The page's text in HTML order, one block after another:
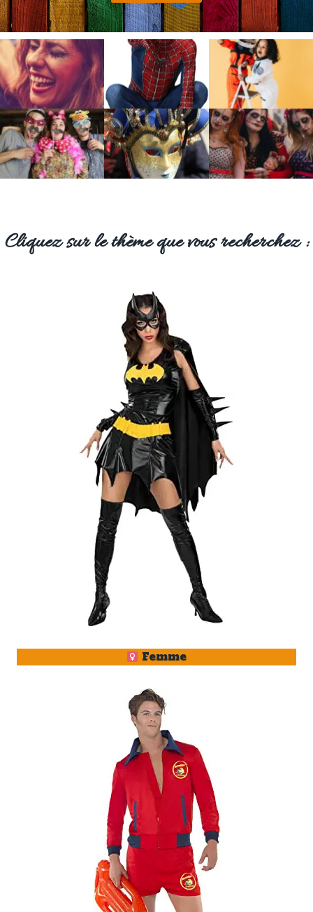
Cliquez sur le thème que vous recherchez :
Femme